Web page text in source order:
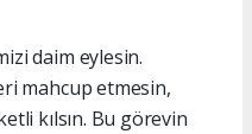
daim eylesin.
mahcup etmesin,
kılsın. Bu görevin